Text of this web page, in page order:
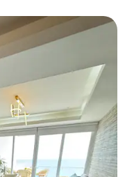
appréciés